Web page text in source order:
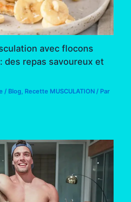
avec flocons
des repas savoureux et
/ Blog, Recette MUSCULATION / Par